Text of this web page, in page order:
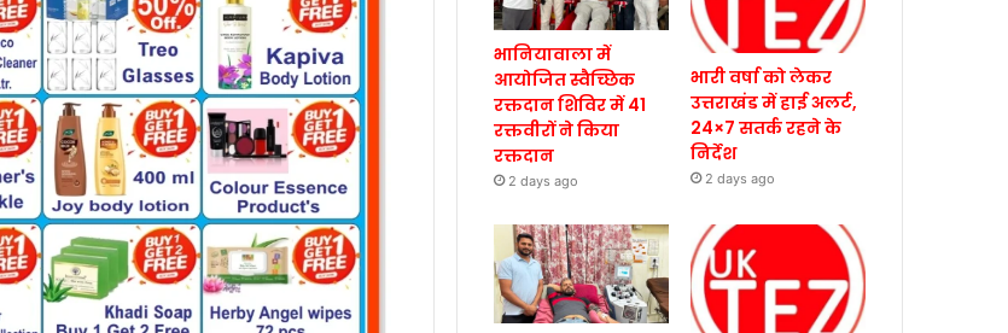
भानियावाला में
आयोजित स्वैच्छिक
रक्तदान शिविर में 41
रक्तवीरों ने किया
रक्तदान
2 days ago
भारी वर्षा को लेकर
उत्तराखंड में हाई अलर्ट,
24×7 सतर्क रहने के
निर्देश
2 days ago